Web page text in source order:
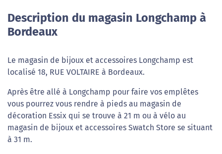
Description du magasin Longchamp à
Bordeaux
Le magasin de bijoux et accessoires Longchamp est
localisé 18, RUE VOLTAIRE à Bordeaux.
Après être allé à Longchamp pour faire vos emplêtes
vous pourrez vous rendre à pieds au magasin de
décoration Essix qui se trouve à 21 m ou à vélo au
magasin de bijoux et accessoires Swatch Store se situant
à 31 m.